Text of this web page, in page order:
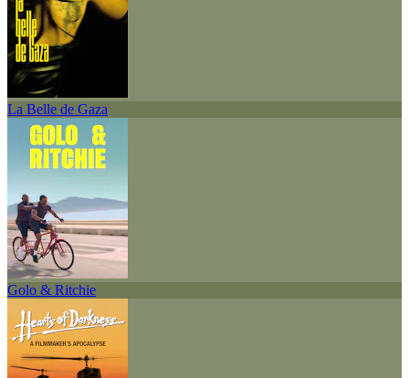
La Belle de Gaza
Golo & Ritchie